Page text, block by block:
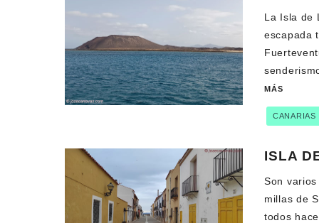
La Isla de
escapada
MÁS
CANARIAS
ISLA
Son
millas de
todos